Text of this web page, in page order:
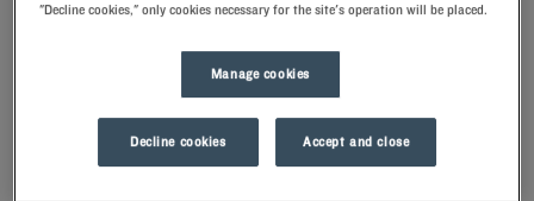
Découvrez Brie-Comte-Robert en séjournant dans l'un de nos hôtels
d’oreillers à mémoire de forme sont propices à une nuit reposante.
Nos établissements disposent d'un restaurant pour le petit-déjeuner à
volonté, mais également de parkings et de salles de réunion pour vos
séjours d’affaires.
En explorant la région, vous pouvez également découvrir les charmes
Combs-la-Villeavec ses espaces verts et son ambiance paisible.
Pour ceux qui souhaitent être plus proches de la capitale,Villeneuve-
Saint-GeorgesouCréteiloffrent u
"Decline cookies," only cookies necessary for the site's operation will be placed.
Manage cookies
Decline cookies Accept and close